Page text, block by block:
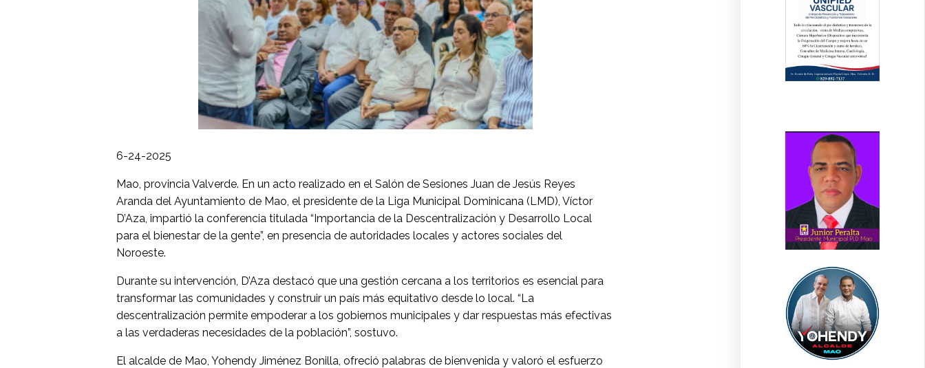
6-24-2025
Mao, provincia Valverde. En un acto realizado en el Salón de Sesiones Juan de Jesús Reyes
Aranda del Ayuntamiento de Mao, el presidente de la Liga Municipal Dominicana (LMD), Víctor
D’Aza, impartió la conferencia titulada “Importancia de la Descentralización y Desarrollo Local
para el bienestar de la gente”, en presencia de autoridades locales y actores sociales del
Noroeste.
Durante su intervención, D’Aza destacó que una gestión cercana a los territorios es esencial para
transformar las comunidades y construir un país más equitativo desde lo local. “La
descentralización permite empoderar a los gobiernos municipales y dar respuestas más efectivas
a las verdaderas necesidades de la población”, sostuvo.
El alcalde de Mao, Yohendy Jiménez Bonilla, ofreció palabras de bienvenida y valoró el esfuerzo